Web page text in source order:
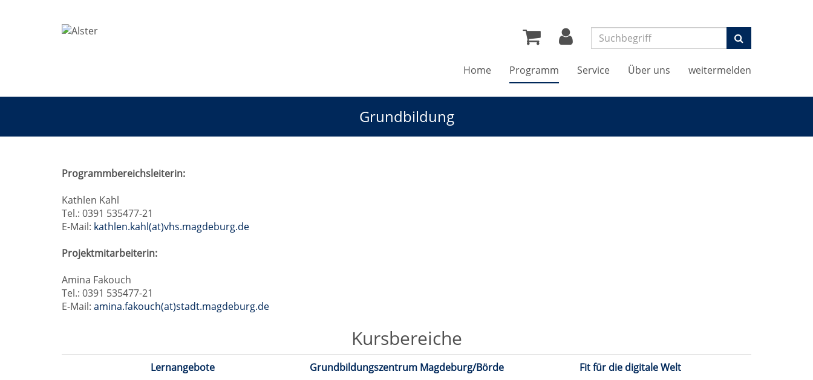
Suchen
Home Programm Service Über uns weitermelden
Grundbildung
Grundbildung
Programmbereichsleiterin:
Kathlen Kahl
Tel.: 0391 535477-21
E-Mail: kathlen.kahl(at)vhs.magdeburg.de
Projektmitarbeiterin:
Amina Fakouch
Tel.: 0391 535477-21
E-Mail: amina.fakouch(at)stadt.magdeburg.de
Kursbereiche
Lernangebote Grundbildungszentrum Magdeburg/Börde Fit für die digitale Welt